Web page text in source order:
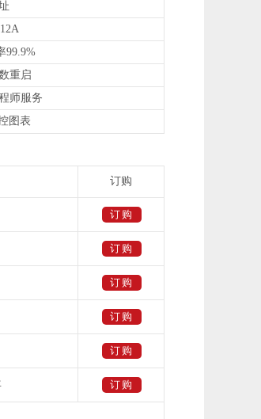
99.9%
重启
师服务
图表
订购
订购
订购
订购
订购
订购
订购